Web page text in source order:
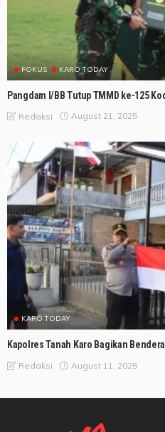
FOKUS KARO TODAY
Pangdam I/BB Tutup TMMD ke-125
Redaksi August 21, 2025
KARO TODAY
Kapolres Tanah Karo Bagikan
Redaksi August 11, 2025